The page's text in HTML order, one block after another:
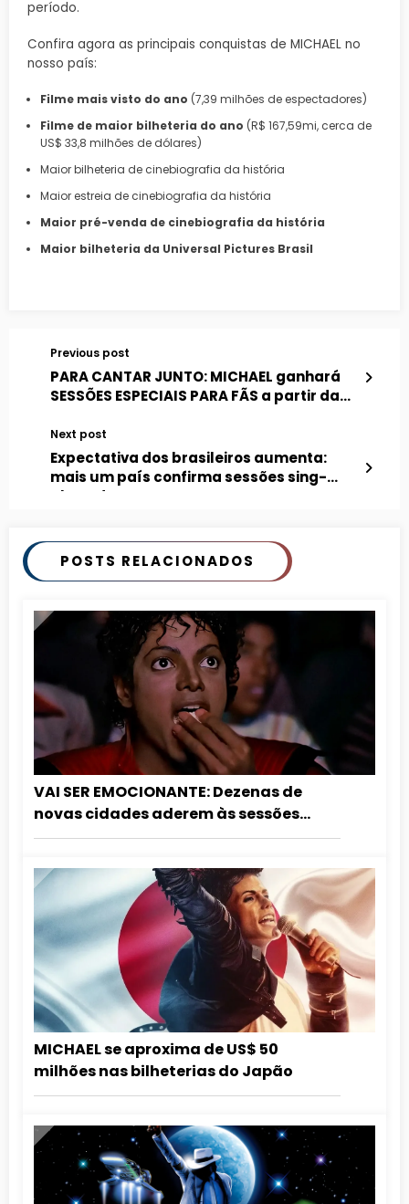
período.
Confira agora as principais conquistas de MICHAEL no
nosso país:
Filme mais visto do ano (7,39 milhões de espectadores)
Filme de maior bilheteria do ano (R$ 167,59mi, cerca de
US$ 33,8 milhões de dólares)
Maior bilheteria de cinebiografia da história
Maior estreia de cinebiografia da história
Maior pré-venda de cinebiografia da história
Maior bilheteria da Universal Pictures Brasil
Previous post
PARA CANTAR JUNTO: MICHAEL ganhará
SESSÕES ESPECIAIS PARA FÃS a partir da
Next post
Expectativa dos brasileiros aumenta:
mais um país confirma sessões sing-
along de MICHAEL
POSTS RELACIONADOS
VAI SER EMOCIONANTE: Dezenas de
novas cidades aderem às sessões
especiais de aniversário do Rei do Pop.
MICHAEL se aproxima de US$ 50
milhões nas bilheterias do Japão